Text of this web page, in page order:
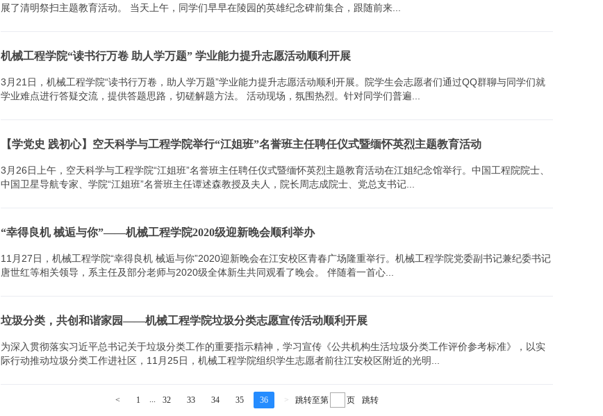
展了清明祭扫主题教育活动。 当天上午，同学们早早在陵园的英雄纪念碑前集合，跟随前来...
机械工程学院“读书行万卷 助人学万题” 学业能力提升志愿活动顺利开展
3月21日，机械工程学院“读书行万卷，助人学万题”学业能力提升志愿活动顺利开展。院学生会志愿者们通过QQ群聊与同学们就
学业难点进行答疑交流，提供答题思路，切磋解题方法。 活动现场，氛围热烈。针对同学们普遍...
【学党史 践初心】空天科学与工程学院举行“江姐班”名誉班主任聘任仪式暨缅怀英烈主题教育活动
3月26日上午，空天科学与工程学院“江姐班”名誉班主任聘任仪式暨缅怀英烈主题教育活动在江姐纪念馆举行。中国工程院院士、
中国卫星导航专家、学院“江姐班”名誉班主任谭述森教授及夫人，院长周志成院士、党总支书记...
“幸得良机 械逅与你”——机械工程学院2020级迎新晚会顺利举办
11月27日，机械工程学院“幸得良机 械逅与你”2020迎新晚会在江安校区青春广场隆重举行。机械工程学院党委副书记兼纪委书记
唐世红等相关领导，系主任及部分老师与2020级全体新生共同观看了晚会。 伴随着一首心...
垃圾分类，共创和谐家园——机械工程学院垃圾分类志愿宣传活动顺利开展
为深入贯彻落实习近平总书记关于垃圾分类工作的重要指示精神，学习宣传《公共机构生活垃圾分类工作评价参考标准》，以实
际行动推动垃圾分类工作进社区，11月25日，机械工程学院组织学生志愿者前往江安校区附近的光明...
< 1 32 33 34 35 36 > 跳转至第 页 跳转